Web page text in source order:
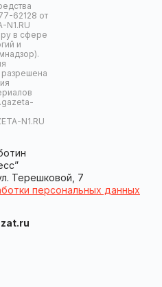
62128 от
N1.RU
в сфере
и
N1.RU
Терешковой, 7
персональных данных